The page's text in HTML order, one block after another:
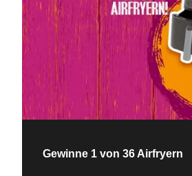
Gewinne 1 von 36 Airfryern